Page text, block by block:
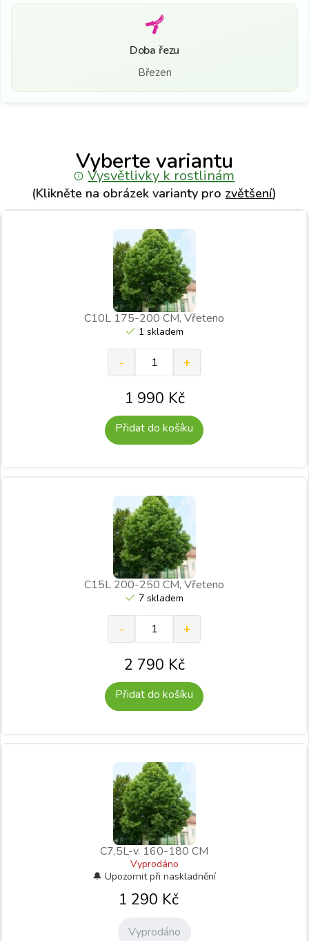
Doba řezu
Březen
Vyberte variantu
Vysvětlivky k rostlinám
(Klikněte na obrázek varianty pro zvětšení)
C10L 175-200 CM, Vřeteno
1 skladem
1 990 Kč
Přidat do košíku
C15L 200-250 CM, Vřeteno
7 skladem
2 790 Kč
Přidat do košíku
C7,5L-v. 160-180 CM
Vyprodáno
1 290 Kč
Vyprodáno